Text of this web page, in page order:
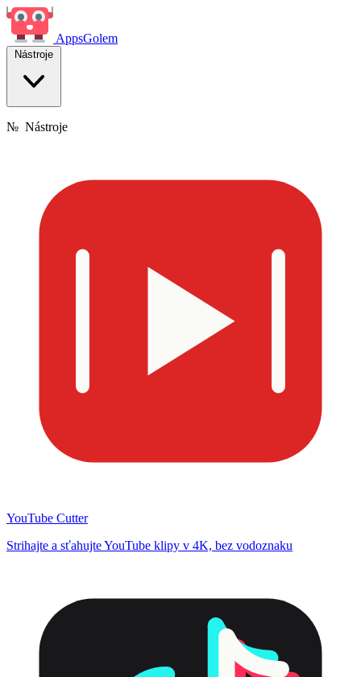
AppsGolem
Nástroje
№ Nástroje
YouTube Cutter
Strihajte a sťahujte YouTube klipy v 4K, bez vodoznaku